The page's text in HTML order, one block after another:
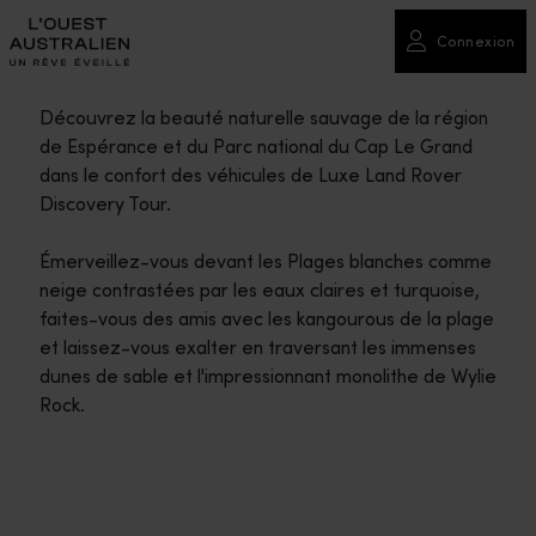
Connexion
Découvrez la beauté naturelle sauvage de la région
de Espérance et du Parc national du Cap Le Grand
dans le confort des véhicules de Luxe Land Rover
Discovery Tour.
Émerveillez-vous devant les Plages blanches comme
neige contrastées par les eaux claires et turquoise,
faites-vous des amis avec les kangourous de la plage
et laissez-vous exalter en traversant les immenses
dunes de sable et l'impressionnant monolithe de Wylie
Rock.